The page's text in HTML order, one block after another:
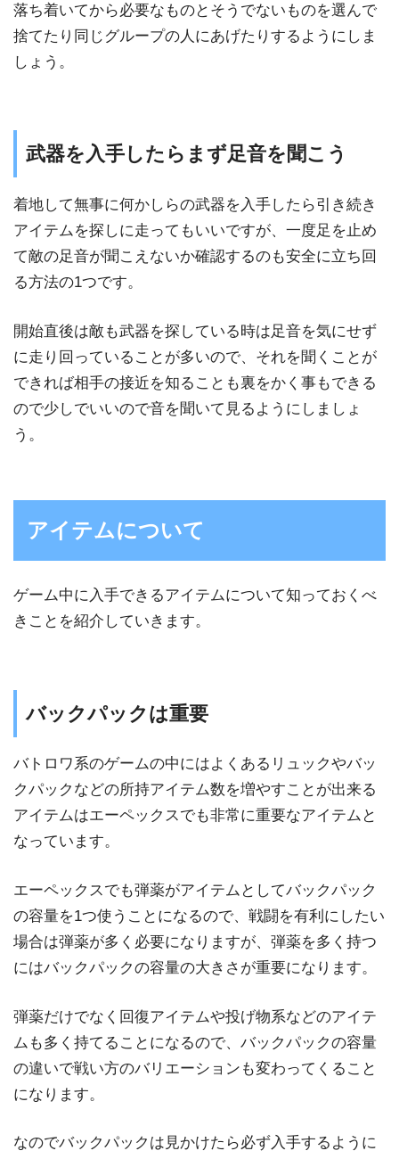
落ち着いてから必要なものとそうでないものを選んで
捨てたり同じグループの人にあげたりするようにしま
しょう。
武器を入手したらまず足音を聞こう
着地して無事に何かしらの武器を入手したら引き続き
アイテムを探しに走ってもいいですが、一度足を止め
て敵の足音が聞こえないか確認するのも安全に立ち回
る方法の1つです。
開始直後は敵も武器を探している時は足音を気にせず
に走り回っていることが多いので、それを聞くことが
できれば相手の接近を知ることも裏をかく事もできる
ので少しでいいので音を聞いて見るようにしましょ
う。
アイテムについて
ゲーム中に入手できるアイテムについて知っておくべ
きことを紹介していきます。
バックパックは重要
バトロワ系のゲームの中にはよくあるリュックやバッ
クパックなどの所持アイテム数を増やすことが出来る
アイテムはエーペックスでも非常に重要なアイテムと
なっています。
エーペックスでも弾薬がアイテムとしてバックパック
の容量を1つ使うことになるので、戦闘を有利にしたい
場合は弾薬が多く必要になりますが、弾薬を多く持つ
にはバックパックの容量の大きさが重要になります。
弾薬だけでなく回復アイテムや投げ物系などのアイテ
ムも多く持てることになるので、バックパックの容量
の違いで戦い方のバリエーションも変わってくること
になります。
なのでバックパックは見かけたら必ず入手するように